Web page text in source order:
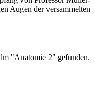
Augen der versammelten
"Anatomie 2" gefunden.